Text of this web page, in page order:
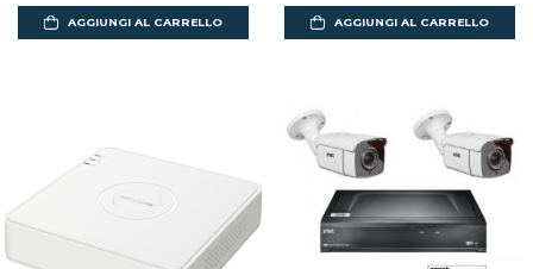
AGGIUNGI AL CARRELLO AGGIUNGI AL CARRELLO